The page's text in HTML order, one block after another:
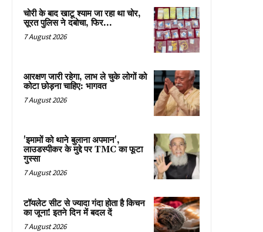
चोरी के बाद खाटू श्याम जा रहा था चोर,
सूरत पुलिस ने दबोचा, फिर…
7 August 2026
आरक्षण जारी रहेगा, लाभ ले चुके लोगों को
कोटा छोड़ना चाहिए: भागवत
7 August 2026
'इमामों को थाने बुलाना अपमान',
लाउडस्पीकर के मुद्दे पर TMC का फूटा
गुस्सा
7 August 2026
टॉयलेट सीट से ज्यादा गंदा होता है किचन
का जूना! इतने दिन में बदल दें
7 August 2026